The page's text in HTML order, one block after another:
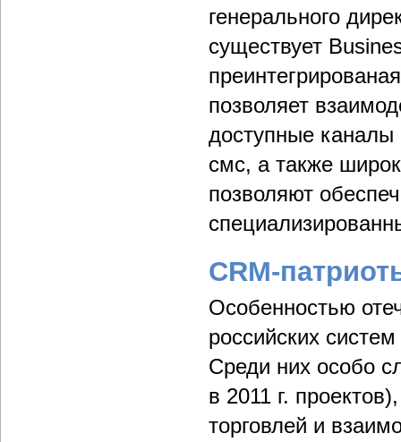
генерального
существует
позволяет
доступные каналы
смс, а также
позволяют
CRM-
Особенностью
российских
Среди них особо
в 2011 г.
торговлей и